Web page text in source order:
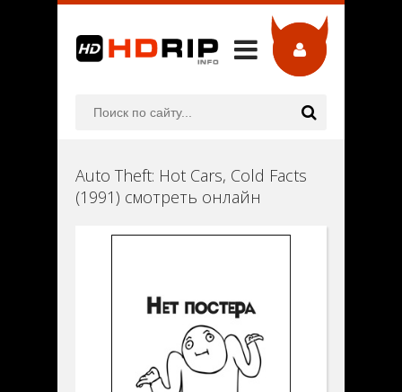
Auto Theft: Hot Cars, Cold Facts
(1991) смотреть онлайн